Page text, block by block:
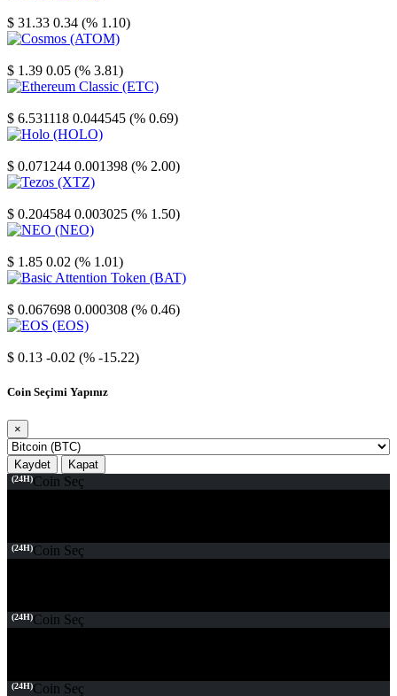
$ 31.33 0.34 (% 1.10)
$ 1.39 0.05 (% 3.81)
$ 6.531118 0.044545 (% 0.69)
$ 0.071244 0.001398 (% 2.00)
$ 0.204584 0.003025 (% 1.50)
$ 1.85 0.02 (% 1.01)
$ 0.067698 0.000308 (% 0.46)
$ 0.13 -0.02 (% -15.22)
Coin Seçimi Yapınız
×
Kaydet Kapat
(24H)Coin Seç
(24H)Coin Seç
(24H)Coin Seç
(24H)Coin Seç